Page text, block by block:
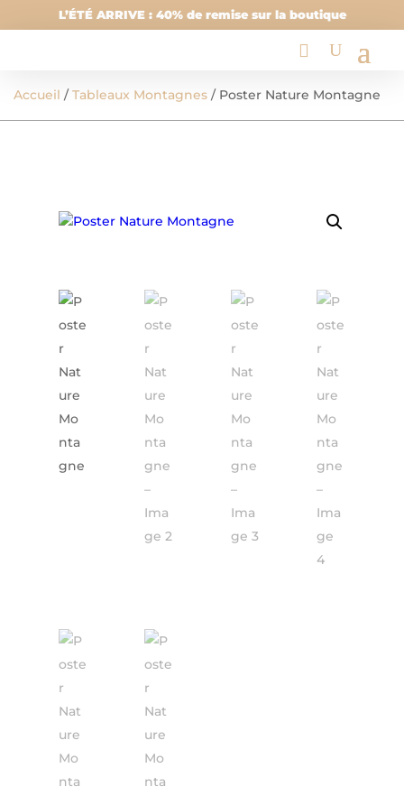
L’ÉTÉ ARRIVE : 40% de remise sur la boutique
Accueil /Tableaux Montagnes / Poster Nature Montagne